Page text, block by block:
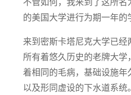
不管如何，我来到了这所名
的美国大学进行为期一年的
来到密斯卡塔尼克大学已经
所有着悠久历史的老牌大学
着相同的毛病，基础设施年
以及形同虚设的下水道系统。